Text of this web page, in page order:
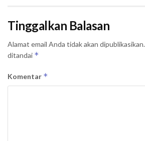
Tinggalkan Balasan
Alamat email Anda tidak akan dipublikasikan.
ditandai *
Komentar *